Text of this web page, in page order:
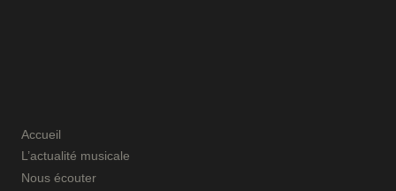
Accueil
L’actualité musicale
Nous écouter